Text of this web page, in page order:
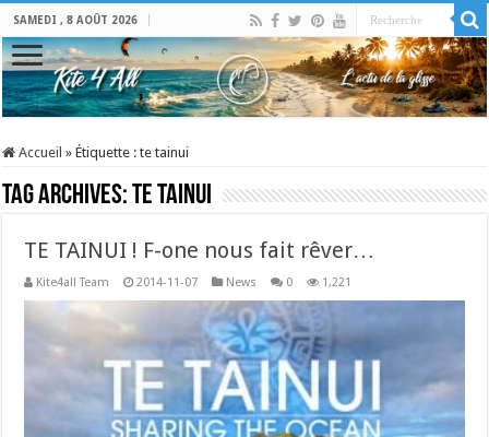
SAMEDI , 8 AOÛT 2026
Accueil » Étiquette :te tainui
Tag Archives:te tainui
TE TAINUI ! F-one nous fait rêver…
Kite4all Team 2014-11-07 News 0 1,221